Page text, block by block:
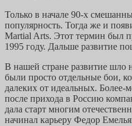
Только в начале 90-х
популярность. Тогда же и
Martial Arts. Этот термин был
1995 году. Дальше развитие
В нашей стране развитие шло
были просто отдельные бои,
далеких от идеальных. Более-
после прихода в Россию
дала старт многим
начинал карьеру Федор